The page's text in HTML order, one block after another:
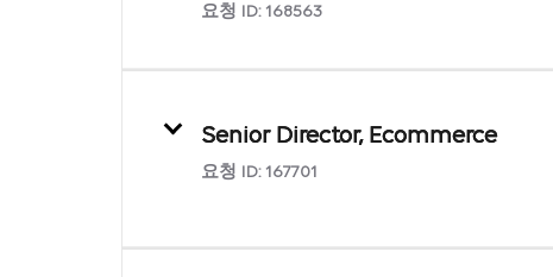
요청 ID: 168563
Senior Director, Ecommerce
요청 ID: 167701